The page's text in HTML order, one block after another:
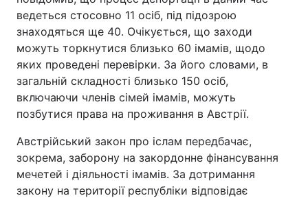
ведеться стосовно 11 осіб, під підозрою
знаходяться ще 40. Очікується, що заходи
можуть торкнутися близько 60 імамів, щодо
яких проведені перевірки. За його словами, в
загальній складності близько 150 осіб,
включаючи членів сімей імамів, можуть
позбутися права на проживання в Австрії.
Австрійський закон про іслам передбачає,
зокрема, заборону на закордонне фінансування
мечетей і діяльності імамів. За дотримання
закону на території республіки відповідає